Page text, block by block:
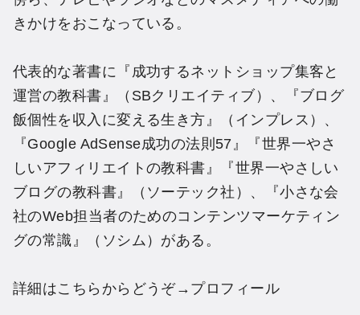
きかけをおこなっている。
代表的な著書に『成功するネットショップ集客と
運営の教科書』（SBクリエイティブ）、『ブログ
飯個性を収入に変える生き方』（インプレス）、
『Google AdSense成功の法則57』『世界一やさ
しいアフィリエイトの教科書』『世界一やさしい
ブログの教科書』（ソーテック社）、『小さな会
社のWeb担当者のためのコンテンツマーケティン
グの常識』（ソシム）がある。
詳細はこちらからどうぞ→ プロフィール